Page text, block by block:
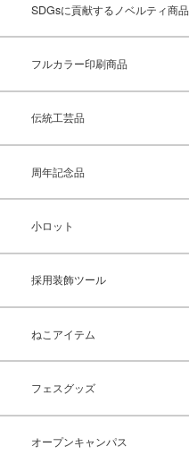
SDGsに貢献するノベルティ商品
フルカラー印刷商品
伝統工芸品
周年記念品
小ロット
採用装飾ツール
ねこアイテム
フェスグッズ
オープンキャンパス